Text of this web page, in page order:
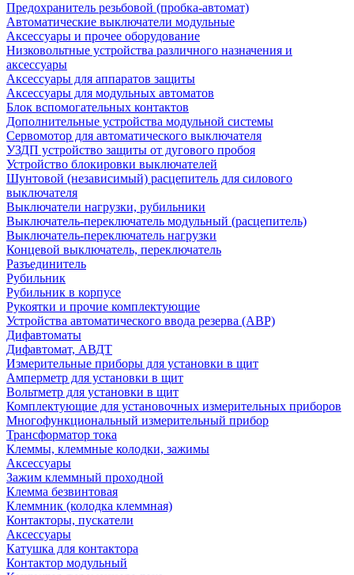
Предохранитель резьбовой (пробка-автомат)
Автоматические выключатели модульные
Аксессуары и прочее оборудование
Низковольтные устройства различного назначения и
аксессуары
Аксессуары для аппаратов защиты
Аксессуары для модульных автоматов
Блок вспомогательных контактов
Дополнительные устройства модульной системы
Сервомотор для автоматического выключателя
УЗДП устройство защиты от дугового пробоя
Устройство блокировки выключателей
Шунтовой (независимый) расцепитель для силового
выключателя
Выключатели нагрузки, рубильники
Выключатель-переключатель модульный (расцепитель)
Выключатель-переключатель нагрузки
Концевой выключатель, переключатель
Разъединитель
Рубильник
Рубильник в корпусе
Рукоятки и прочие комплектующие
Устройства автоматического ввода резерва (АВР)
Дифавтоматы
Дифавтомат, АВДТ
Измерительные приборы для установки в щит
Амперметр для установки в щит
Вольтметр для установки в щит
Комплектующие для установочных измерительных приборов
Многофункциональный измерительный прибор
Трансформатор тока
Клеммы, клеммные колодки, зажимы
Аксессуары
Зажим клеммный проходной
Клемма безвинтовая
Клеммник (колодка клеммная)
Контакторы, пускатели
Аксессуары
Катушка для контактора
Контактор модульный